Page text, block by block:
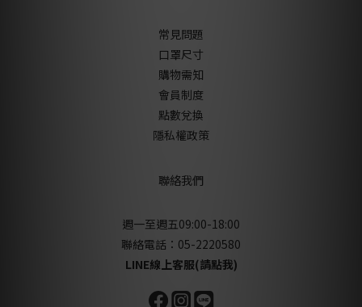
常見問題
口罩尺寸
購物需知
會員制度
點數兌換
隱私權政策
聯絡我們
週一至週五09:00-18:00
聯絡電話：05-2220580
LINE線上客服(請點我)